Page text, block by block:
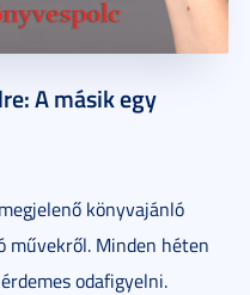
A másik egy
könyvajánló
művekről. Minden héten
odafigyelni.